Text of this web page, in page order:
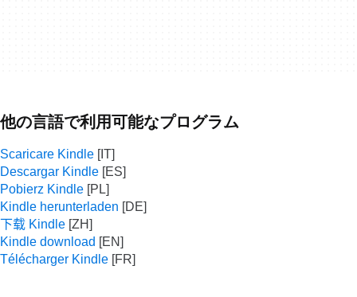
他の言語で利用可能なプログラム
Scaricare Kindle
Descargar Kindle
Pobierz Kindle
Kindle herunterladen
下载 Kindle
Kindle download
Télécharger Kindle